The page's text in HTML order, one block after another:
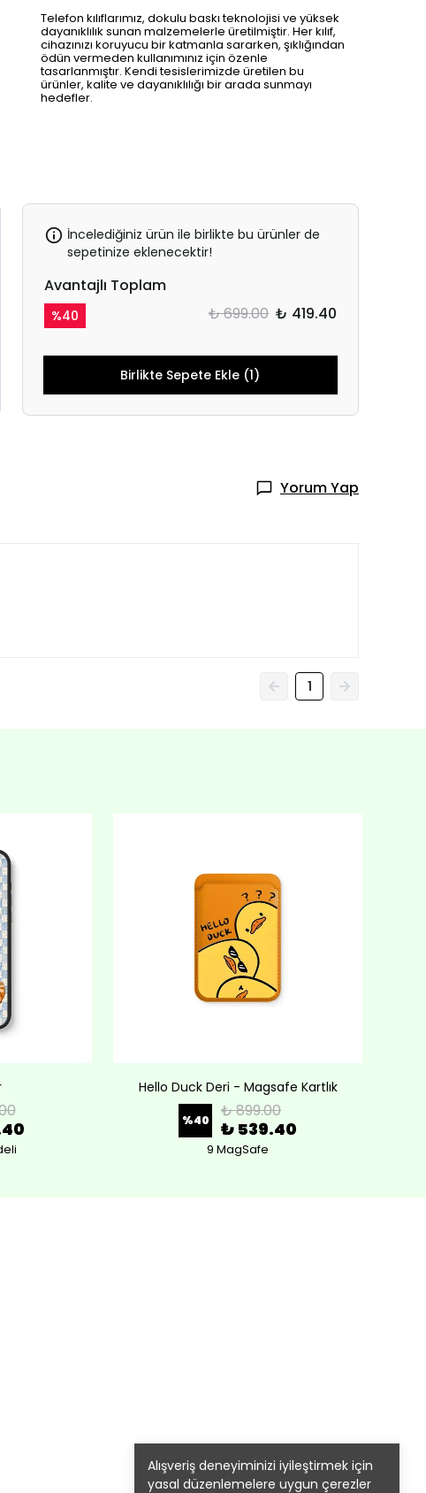
Alışveriş deneyiminizi iyileştirmek için
yasal düzenlemelere uygun çerezler
Telefon kılıflarımız, dokulu baskı teknolojisi ve yüksek
dayanıklılık sunan malzemelerle üretilmiştir. Her kılıf,
cihazınızı koruyucu bir katmanla sararken, şıklığından
ödün vermeden kullanımınız için özenle
tasarlanmıştır. Kendi tesislerimizde üretilen bu
ürünler, kalite ve dayanıklılığı bir arada sunmayı
hedefler.
İncelediğiniz ürün ile birlikte bu ürünler de
sepetinize eklenecektir!
Avantajlı Toplam
%40 ₺ 699.00 ₺ 419.40
Birlikte Sepete Ekle (1)
Yorum Yap
1
Hello Duck Deri - Magsafe Kartlık
%40 ₺ 899.00
₺ 539.40
9 MagSafe